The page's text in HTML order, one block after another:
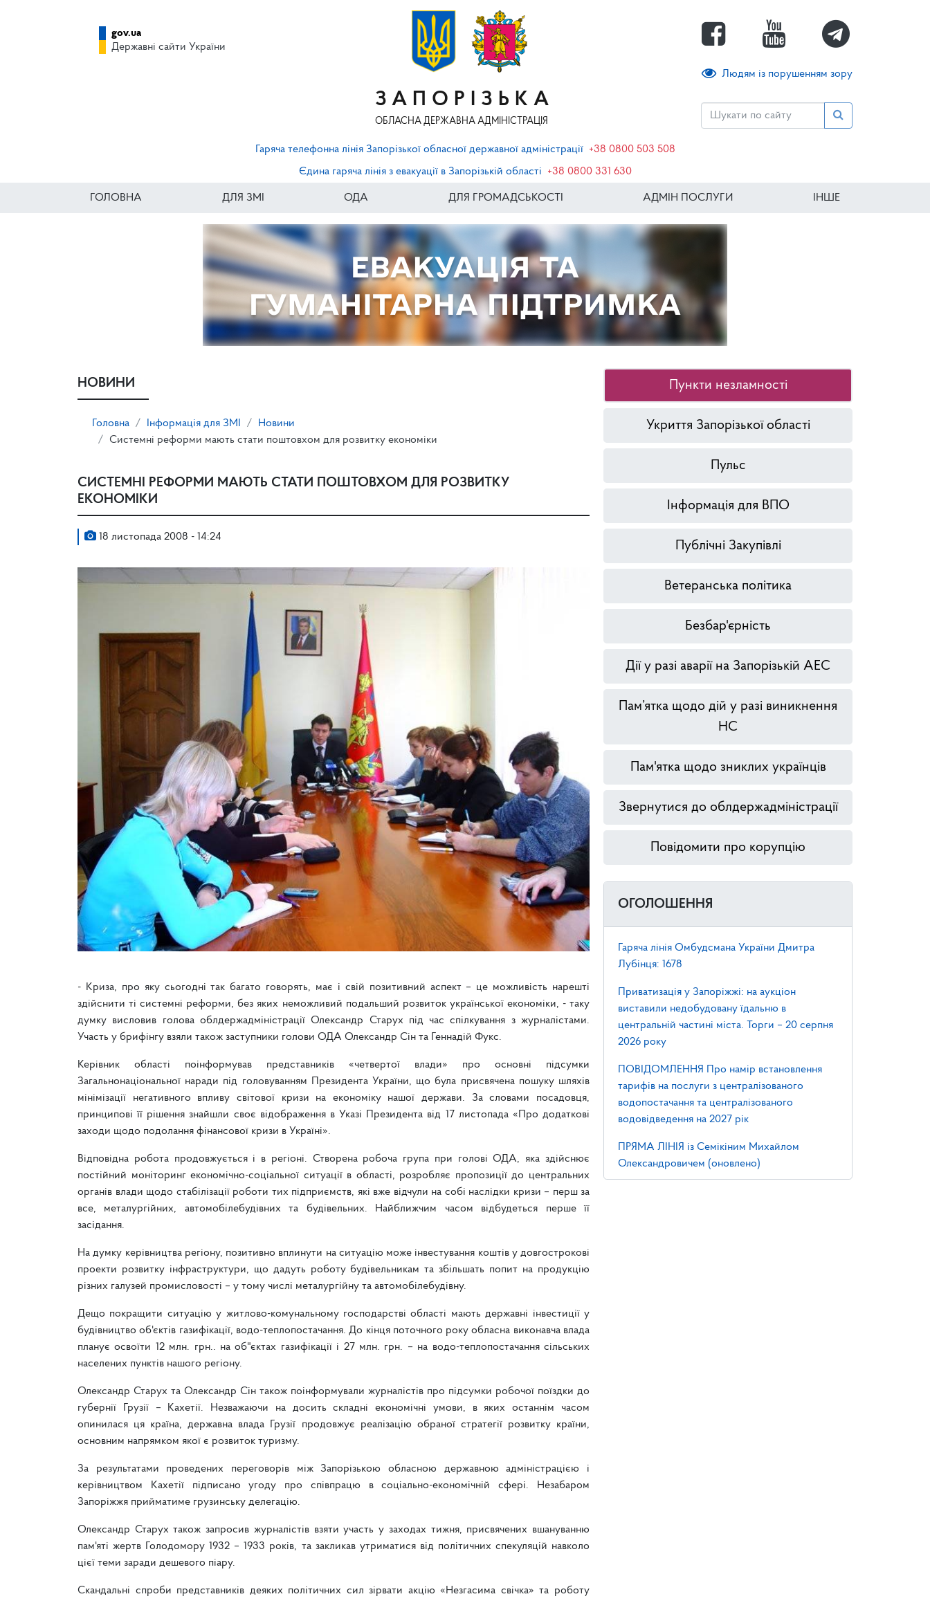
ЗАПОРІЗЬКА
ОБЛАСНА ДЕРЖАВНА АДМІНІСТРАЦІЯ
Людям із порушенням зору
gov.ua
Державні сайти України
Гаряча телефонна лінія Запорізької обласної державної адміністрації +38 0800 503 508
Єдина гаряча лінія з евакуації в Запорізькій області
+38 0800 331 630
ГОЛОВНА ДЛЯ ЗМІ ОДА ДЛЯ ГРОМАДСЬКОСТІ АДМІН ПОСЛУГИ ІНШЕ
НОВИНИ
Головна Інформація для ЗМІ
Новини
Системні реформи мають стати поштовхом для розвитку економіки
СИСТЕМНІ РЕФОРМИ МАЮТЬ СТАТИ ПОШТОВХОМ ДЛЯ РОЗВИТКУ
ЕКОНОМІКИ
18 листопада 2008 - 14:24
- Криза, про яку сьогодні так багато говорять, має і свій позитивний аспект – це можливість нарешті
здійснити ті системні реформи, без яких неможливий подальший розвиток української економіки, - таку
думку висловив голова облдержадміністрації Олександр Старух під час спілкування з журналістами.
Участь у брифінгу взяли також заступники голови ОДА Олександр Сін та Геннадій Фукс.
Керівник області поінформував представників «четвертої влади» про основні підсумки
Загальнонаціональної наради під головуванням Президента України, що була присвячена пошуку шляхів
мінімізації негативного впливу світової кризи на економіку нашої держави. За словами посадовця,
принципові її рішення знайшли своє відображення в Указі Президента від 17 листопада «Про додаткові
заходи щодо подолання фінансової кризи в Україні».
Відповідна робота продовжується і в регіоні. Створена робоча група при голові ОДА, яка здійснює
постійний моніторинг економічно-соціальної ситуації в області, розробляє пропозиції до центральних
органів влади щодо стабілізації роботи тих підприємств, які вже відчули на собі наслідки кризи – перш за
все, металургійних, автомобілебудівних та будівельних. Найближчим часом відбудеться перше її
засідання.
На думку керівництва регіону, позитивно вплинути на ситуацію може інвестування коштів у довгострокові
проекти розвитку інфраструктури, що дадуть роботу будівельникам та збільшать попит на продукцію
різних галузей промисловості – у тому числі металургійну та автомобілебудівну.
Дещо покращити ситуацію у житлово-комунальному господарстві області мають державні інвестиції у
будівництво об'єктів газифікації, водо-теплопостачання. До кінця поточного року обласна виконавча влада
планує освоїти 12 млн. грн.. на об"єктах газифікації і 27 млн. грн. – на водо-теплопостачання сільських
населених пунктів нашого регіону.
Олександр Старух та Олександр Сін також поінформували журналістів про підсумки робочої поїздки до
губернії Грузії – Кахетії. Незважаючи на досить складні економічні умови, в яких останнім часом
опинилася ця країна, державна влада Грузії продовжує реалізацію обраної стратегії розвитку країни,
основним напрямком якої є розвиток туризму.
За результатами проведених переговорів між Запорізькою обласною державною адміністрацією і
керівництвом Кахетії підписано угоду про співпрацю в соціально-економічній сфері. Незабаром
Запоріжжя прийматиме грузинську делегацію.
Олександр Старух також запросив журналістів взяти участь у заходах тижня, присвячених вшануванню
пам'яті жертв Голодомору 1932 – 1933 років, та закликав утриматися від політичних спекуляцій навколо
цієї теми заради дешевого піару.
Скандальні спроби представників деяких політичних сил зірвати акцію «Незгасима свічка» та роботу
Пункти незламності
Укриття Запорізької області
Пульс
Інформація для ВПО
Публічні Закупівлі
Ветеранська політика
Безбар'єрність
Дії у разі аварії на Запорізькій АЕС
Пам’ятка щодо дій у разі виникнення
НС
Пам'ятка щодо зниклих українців
Звернутися до облдержадміністрації
Повідомити про корупцію
ОГОЛОШЕННЯ
Гаряча лінія Омбудсмана України Дмитра
Лубінця: 1678
Приватизація у Запоріжжі: на аукціон
виставили недобудовану їдальню в
центральній частині міста. Торги – 20 серпня
2026 року
ПОВІДОМЛЕННЯ Про намір встановлення
тарифів на послуги з централізованого
водопостачання та централізованого
водовідведення на 2027 рік
ПРЯМА ЛІНІЯ із Семікіним Михайлом
Олександровичем (оновлено)